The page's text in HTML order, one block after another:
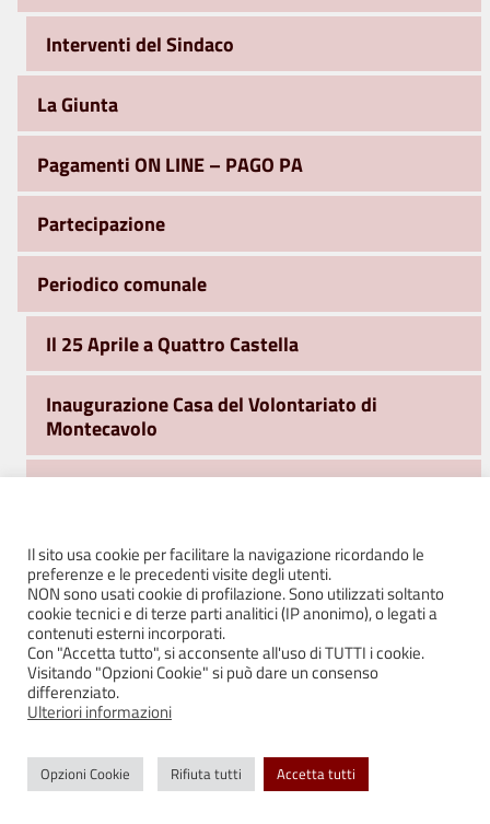
Interventi del Sindaco
La Giunta
Pagamenti ON LINE – PAGO PA
Partecipazione
Periodico comunale
Il 25 Aprile a Quattro Castella
Inaugurazione Casa del Volontariato di
Montecavolo
Riapertura Chiesa di Roncolo
Polizia Municipale
Premio Reverberi
PUG – PIANO URBANISTICO GENERALE
Segnalazioni
Il sito usa cookie per facilitare la navigazione ricordando le
preferenze e le precedenti visite degli utenti.
NON sono usati cookie di profilazione. Sono utilizzati soltanto
cookie tecnici e di terze parti analitici (IP anonimo), o legati a
contenuti esterni incorporati.
Con "Accetta tutto", si acconsente all'uso di TUTTI i cookie.
Visitando "Opzioni Cookie" si può dare un consenso
differenziato.
Ulteriori informazioni
Opzioni Cookie Rifiuta tutti Accetta tutti